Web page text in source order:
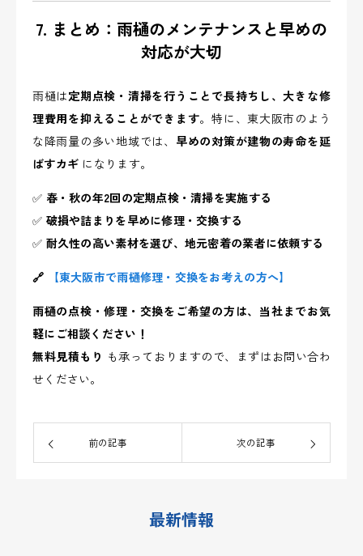
7. まとめ：雨樋のメンテナンスと早めの
対応が大切
雨樋は定期点検・清掃を行うことで長持ちし、大きな修
理費用を抑えることができます。特に、東大阪市のよう
な降雨量の多い地域では、 早めの対策が建物の寿命を延
ばすカギ になります。
✅ 春・秋の年2回の定期点検・清掃を実施する
✅ 破損や詰まりを早めに修理・交換する
✅ 耐久性の高い素材を選び、地元密着の業者に依頼する
🔗 【東大阪市で雨樋修理・交換をお考えの方へ】
雨樋の点検・修理・交換をご希望の方は、当社までお気
軽にご相談ください！
無料見積もり も承っておりますので、まずはお問い合わ
せください。
前の記事 次の記事
最新情報